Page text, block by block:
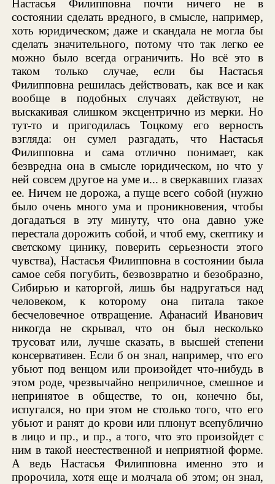
Настасья Филипповна почти ничего не в
состоянии сделать вредного, в смысле, например,
хоть юридическом; даже и скандала не могла бы
сделать значительного, потому что так легко ее
можно было всегда ограничить. Но всё это в
таком только случае, если бы Настасья
Филипповна решилась действовать, как все и как
вообще в подобных случаях действуют, не
выскакивая слишком эксцентрично из мерки. Но
тут-то и пригодилась Тоцкому его верность
взгляда: он сумел разгадать, что Настасья
Филипповна и сама отлично понимает, как
безвредна она в смысле юридическом, но что у
ней совсем другое на уме и... в сверкавших глазах
ее. Ничем не дорожа, а пуще всего собой (нужно
было очень много ума и проникновения, чтобы
догадаться в эту минуту, что она давно уже
перестала дорожить собой, и чтоб ему, скептику и
светскому цинику, поверить серьезности этого
чувства), Настасья Филипповна в состоянии была
самое себя погубить, безвозвратно и безобразно,
Сибирью и каторгой, лишь бы надругаться над
человеком, к которому она питала такое
бесчеловечное отвращение. Афанасий Иванович
никогда не скрывал, что он был несколько
трусоват или, лучше сказать, в высшей степени
консервативен. Если б он знал, например, что его
убьют под венцом или произойдет что-нибудь в
этом роде, чрезвычайно неприличное, смешное и
непринятое в обществе, то он, конечно бы,
испугался, но при этом не столько того, что его
убьют и ранят до крови или плюнут всепублично
в лицо и пр., и пр., а того, что это произойдет с
ним в такой неестественной и неприятной форме.
А ведь Настасья Филипповна именно это и
пророчила, хотя еще и молчала об этом; он знал,